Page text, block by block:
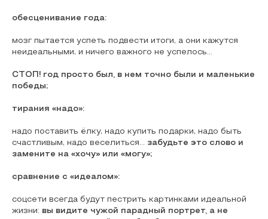
обесценивание года:
мозг пытается успеть подвести итоги, а они кажутся
неидеальными, и ничего важного не успелось...
СТОП! год просто был, в нем точно были и маленькие
победы;
тирания «надо»:
надо поставить ёлку, надо купить подарки, надо быть
счастливым, надо веселиться… забудьте это слово и
замените на «хочу» или «могу»;
сравнение с «идеалом»:
соцсети всегда будут пестрить картинками идеальной
жизни: вы видите чужой парадный портрет, а не